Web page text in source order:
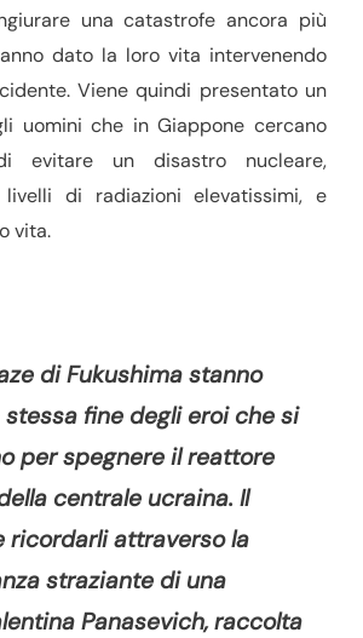
una catastrofe ancora più
dato la loro vita intervenendo
Viene quindi presentato un
uomini che in Giappone cercano
evitare un disastro nucleare,
livelli di radiazioni elevatissimi, e
vita.
di Fukushima stanno
fine degli eroi che si
per spegnere il reattore
centrale ucraina. Il
ricordarli attraverso la
straziante di una
Panasevich, raccolta